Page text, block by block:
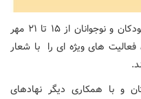
گفتنی است مراکز کانون پرورش فکری کودکان و نوجوانان از ۱۵ تا ۲۱ مهر
فعالیت های ویژه ای را با شعار
و با همکاری دیگر نهادهای